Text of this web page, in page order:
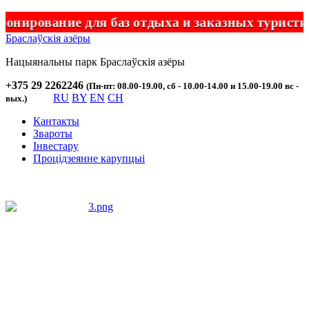
для баз отдыха и заказных
Браслаўскія азёры
Нацыянальны парк Браслаўскія азёры
+375 29 2262246 (Пн-пт: 08.00-19.00, сб - 10.00-14.00 и 15.00-19.00 вс -
вых.)
RU BY EN CH
Кантакты
Звароты
Інвестару
Процідзеянне карупцыі